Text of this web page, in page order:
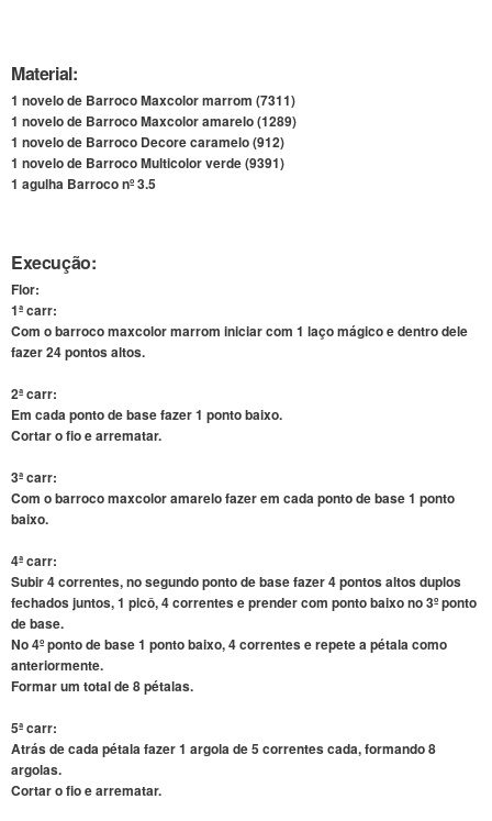
Material:
1 novelo de Barroco Maxcolor marrom (7311)
1 novelo de Barroco Maxcolor amarelo (1289)
1 novelo de Barroco Decore caramelo (912)
1 novelo de Barroco Multicolor verde (9391)
1 agulha Barroco nº 3.5
Execução:
Flor:
1ª carr:
Com o barroco maxcolor marrom iniciar com 1 laço mágico e dentro dele
fazer 24 pontos altos.
2ª carr:
Em cada ponto de base fazer 1 ponto baixo.
Cortar o fio e arrematar.
3ª carr:
Com o barroco maxcolor amarelo fazer em cada ponto de base 1 ponto
baixo.
4ª carr:
Subir 4 correntes, no segundo ponto de base fazer 4 pontos altos duplos
fechados juntos, 1 picô, 4 correntes e prender com ponto baixo no 3º ponto
de base.
No 4º ponto de base 1 ponto baixo, 4 correntes e repete a pétala como
anteriormente.
Formar um total de 8 pétalas.
5ª carr:
Atrás de cada pétala fazer 1 argola de 5 correntes cada, formando 8
argolas.
Cortar o fio e arrematar.